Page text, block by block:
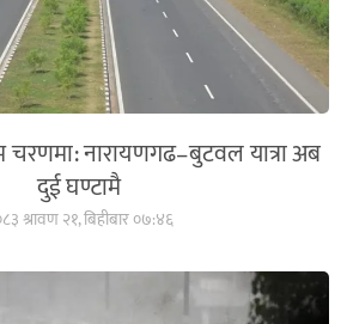
चरणमा: नारायणगढ–बुटवल यात्रा अब
दुई घण्टामै
श्रावण २१, बिहीबार ०७:४६